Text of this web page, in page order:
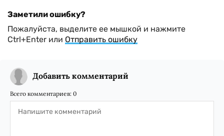
Заметили ошибку?
Пожалуйста, выделите ее мышкой и нажмите
Ctrl+Enter или Отправить ошибку
Добавить комментарий
Всего комментариев: 0